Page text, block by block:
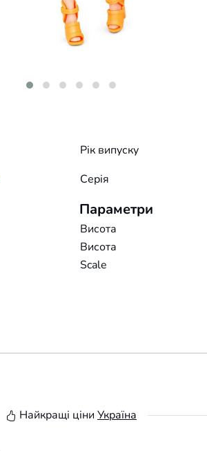
Рік випуску
Серія
Параметри
Висота
Висота
Scale
Найкращі ціни Україна